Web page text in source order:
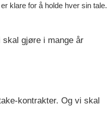
klare for å holde hver sin tale.
skal gjøre i mange år
kontrakter. Og vi skal